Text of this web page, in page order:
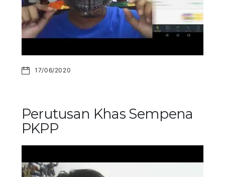
17/06/2020
Perutusan Khas Sempena
PKPP